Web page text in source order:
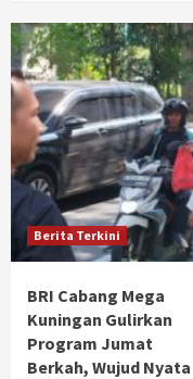
Berita Terkini
BRI Cabang Mega
Kuningan Gulirkan
Program Jumat
Berkah, Wujud Nyata